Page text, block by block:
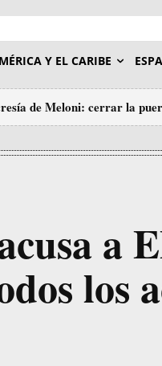
Y EL CARIBE
de Meloni: cerrar la
a
los